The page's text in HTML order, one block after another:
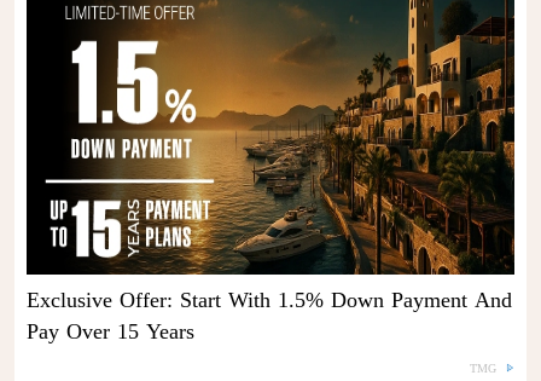
Exclusive Offer: Start With 1.5% Down Payment And
Pay Over 15 Years
TMG